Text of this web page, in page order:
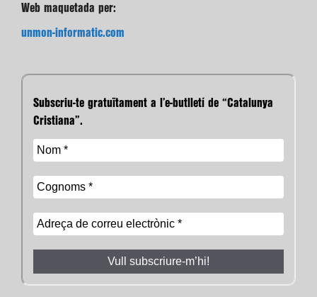
Web maquetada per:
unmon-informatic.com
Subscriu-te gratuïtament a l’e-butlletí de “Catalunya
Cristiana”.